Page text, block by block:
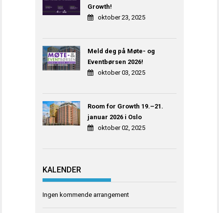
Growth!
oktober 23, 2025
Meld deg på Møte- og
Eventbørsen 2026!
oktober 03, 2025
Room for Growth 19.–21.
januar 2026 i Oslo
oktober 02, 2025
KALENDER
Ingen kommende arrangement